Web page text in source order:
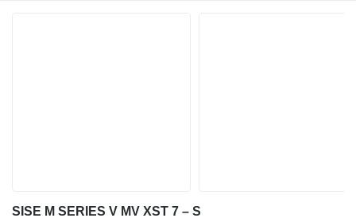
SISE M SERIES V MV XST 7 – S